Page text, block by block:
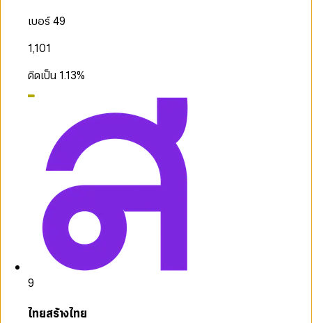
เบอร์ 49
1,101
คิดเป็น 1.13%
9
ไทยสร้างไทย